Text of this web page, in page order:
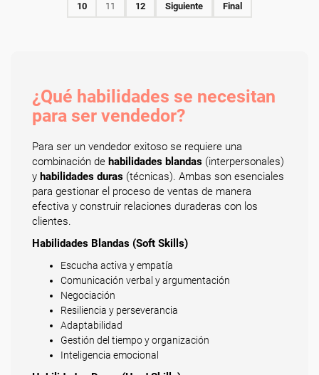
10 11 12 Siguiente Final
¿Qué habilidades se necesitan
para ser vendedor?
Para ser un vendedor exitoso se requiere una
combinación de habilidades blandas (interpersonales)
y habilidades duras (técnicas). Ambas son esenciales
para gestionar el proceso de ventas de manera
efectiva y construir relaciones duraderas con los
clientes.
Habilidades Blandas (Soft Skills)
Escucha activa y empatía
Comunicación verbal y argumentación
Negociación
Resiliencia y perseverancia
Adaptabilidad
Gestión del tiempo y organización
Inteligencia emocional